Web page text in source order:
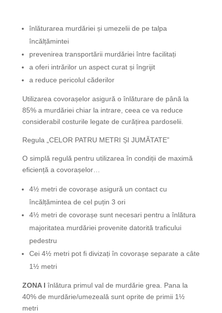
înlăturarea murdăriei și umezelii de pe talpa
încălțămintei
prevenirea transportării murdăriei între facilitați
a oferi intrărilor un aspect curat și îngrijit
a reduce pericolul căderilor
Utilizarea covorașelor asigură o înlăturare de până la
85% a murdăriei chiar la intrare, ceea ce va reduce
considerabil costurile legate de curățirea pardoselii.
Regula „CELOR PATRU METRI ȘI JUMĂTATE”
O simplă regulă pentru utilizarea în condiții de maximă
eficiență a covorașelor…
4½ metri de covorașe asigură un contact cu
încălțămintea de cel puțin 3 ori
4½ metri de covorașe sunt necesari pentru a înlătura
majoritatea murdăriei provenite datorită traficului
pedestru
Cei 4½ metri pot fi divizați în covorașe separate a câte
1½ metri
ZONA I înlătura primul val de murdărie grea. Pana la
40% de murdărie/umezeală sunt oprite de primii 1½
metri